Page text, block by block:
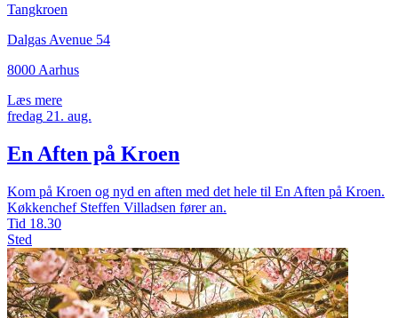
Tangkroen
Dalgas Avenue 54
8000 Aarhus
Læs mere
fredag 21. aug.
En Aften på Kroen
Kom på Kroen og nyd en aften med det hele til En Aften på Kroen.
Køkkenchef Steffen Villadsen fører an.
Tid 18.30
Sted